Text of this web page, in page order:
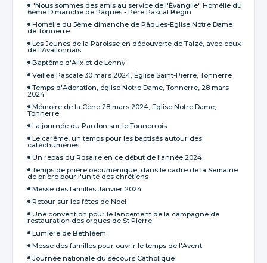
"Nous sommes des amis au service de l'Évangile" Homélie du
6ème Dimanche de Pâques - Père Pascal Bégin
Homélie du 5ème dimanche de Pâques-Eglise Notre Dame
de Tonnerre
Les Jeunes de la Paroisse en découverte de Taizé, avec ceux
de l'Avallonnais
Baptême d'Alix et de Lenny
Veillée Pascale 30 mars 2024, Église Saint-Pierre, Tonnerre
Temps d'Adoration, église Notre Dame, Tonnerre, 28 mars
2024
Mémoire de la Cène 28 mars 2024, Eglise Notre Dame,
Tonnerre
La journée du Pardon sur le Tonnerrois
Le carême, un temps pour les baptisés autour des
catéchumènes
Un repas du Rosaire en ce début de l'année 2024
Temps de prière oecuménique, dans le cadre de la Semaine
de prière pour l'unité des chrétiens
Messe des familles Janvier 2024
Retour sur les fêtes de Noël
Une convention pour le lancement de la campagne de
restauration des orgues de St Pierre
Lumière de Bethléem
Messe des familles pour ouvrir le temps de l'Avent
Journée nationale du secours Catholique